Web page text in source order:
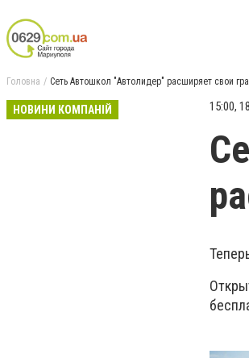
Головна Сеть Автошкол "Автолидер" расширяет свои
НОВИНИ КОМПАНІЙ 15:00,